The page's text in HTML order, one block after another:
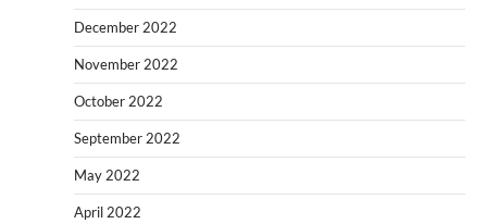
December 2022
November 2022
October 2022
September 2022
May 2022
April 2022